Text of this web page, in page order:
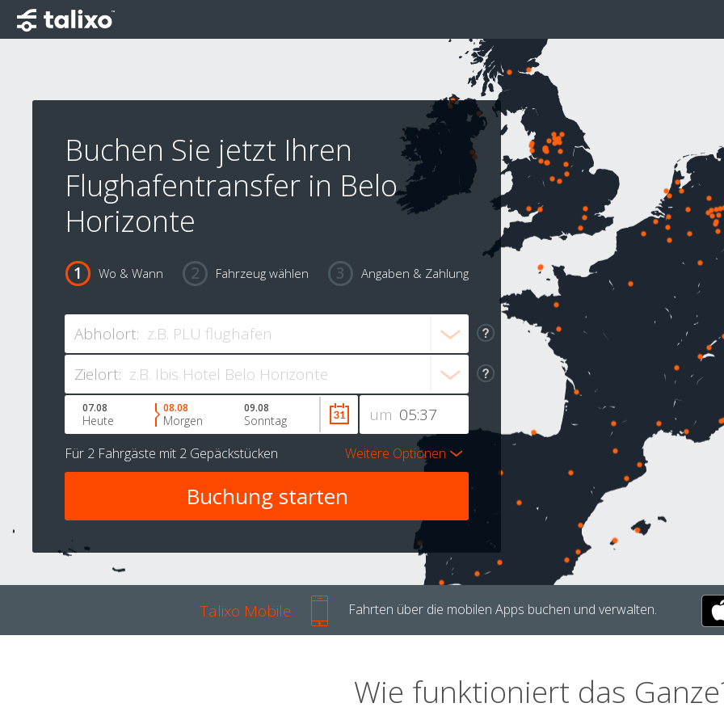
Buchen Sie jetzt Ihren
Flughafentransfer in Belo
Horizonte
Wo & Wann Fahrzeug wählen Angaben & Zahlung
Abholort:
Zielort:
um
07.08
Heute
08.08
Morgen
09.08
Sonntag
Für 2 Fahrgäste mit 2 Gepäckstücken Weitere Optionen
Talixo Mobile Fahrten über die mobilen Apps buchen und verwalten.
Wie funktioniert das